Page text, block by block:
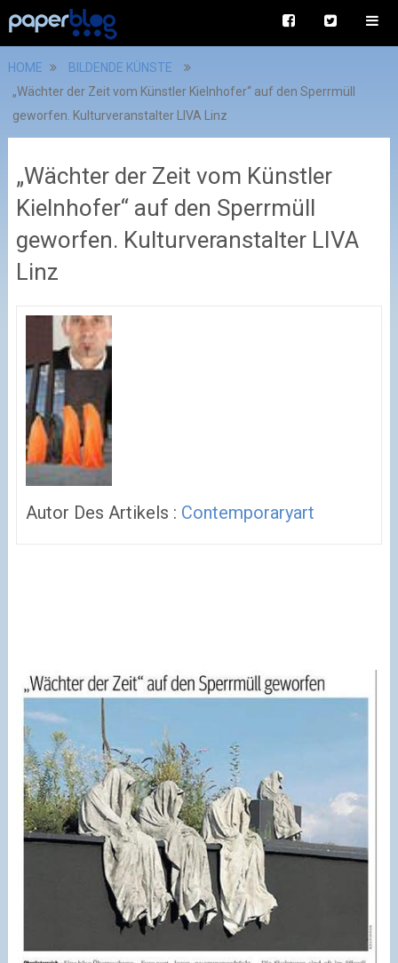
HOME
BILDENDE KÜNSTE
„Wächter der Zeit vom Künstler Kielnhofer“ auf den Sperrmüll
geworfen. Kulturveranstalter LIVA Linz
„Wächter der Zeit vom Künstler
Kielnhofer“ auf den Sperrmüll
geworfen. Kulturveranstalter LIVA
Linz
Autor Des Artikels : Contemporaryart